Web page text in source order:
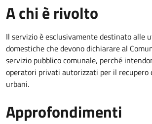
A chi è rivolto
Il servizio è esclusivamente destinato alle
domestiche che devono dichiarare al
servizio pubblico comunale, perché
operatori privati autorizzati per il
urbani.
Approfondimenti